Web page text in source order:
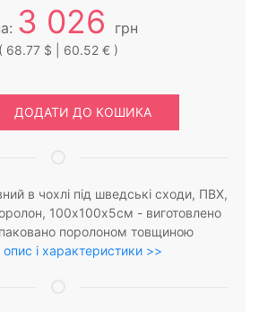
3 026 грн
( 68.77 $ | 60.52 € )
ДОДАТИ ДО КОШИКА
в чохлі під шведські сходи, ПВХ,
100х100х5см - виготовлено
поролоном товщиною
і характеристики >>